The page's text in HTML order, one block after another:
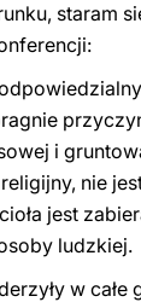
staram
i
nie
jest
ludzkiej.
w całe